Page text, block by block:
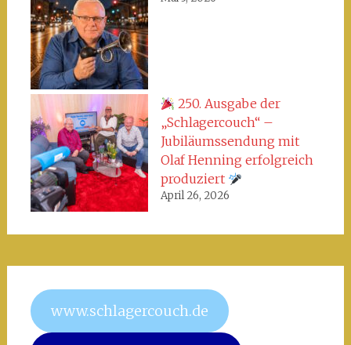
250. Ausgabe der
„Schlagercouch“ –
Jubiläumssendung mit
Olaf Henning erfolgreich
produziert
April 26, 2026
www.schlagercouch.de